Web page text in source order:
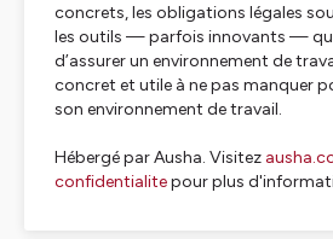
concrets, les obligations légales
les outils — parfois innovants —
d’assurer un environnement de
concret et utile à ne pas manquer
son environnement de travail.
Hébergé par Ausha. Visitez
confidentialitepour plus